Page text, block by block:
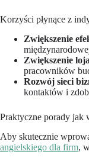
Korzyści płynące z
Zwiększenie
Zwiększenie
pracowników
Rozwój sieci
kontaktów i
Praktyczne porady jak
Aby skutecznie
angielskiego dla firm,